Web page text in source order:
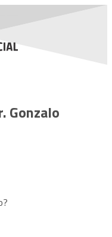
Gonzalo